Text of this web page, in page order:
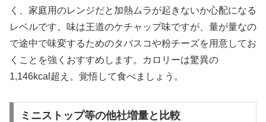
く、家庭用のレンジだと加熱ムラが起きないか心配になる
レベルです。味は王道のケチャップ味ですが、量が量なの
で途中で味変するためのタバスコや粉チーズを用意してお
くことを強くおすすめします。カロリーは驚異の
1,146kcal超え。覚悟して食べましょう。
ミニストップ等の他社増量と比較